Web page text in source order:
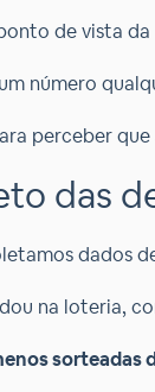
de vista
número
perceber
das
dados
na loteria,
sorteadas